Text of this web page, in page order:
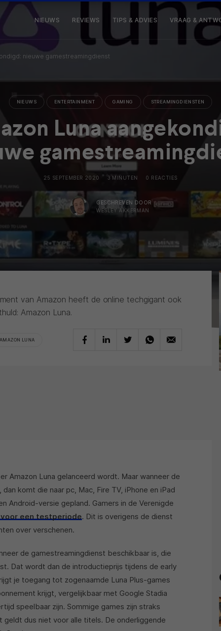
NIEUWS REVIEWS TIPS & ADVIES VRAAG &
nieuwe gamestreamingdienst
NIEUWS ENTERTAINMENT GAMING STREAMINGDIENSTEN
Luna
25 SEPTEMBER 2020 3 MINUTEN 0 REACTIES
GESCHREVEN DOOR
WESLEY AKKERMAN
van Amazon heeft de online techgigant ook
Amazon Luna.
AMAZON LUNA
Amazon Luna gelanceerd wordt. Maar wanneer de
komt die naar pc, Mac, Fire TV, iPhone en iPad
Android-versie gepland. Gamers in de Verenigde
een testperiode. Dit is overigens de dienst
over verschenen.
de gamestreamingdienst beschikbaar is, die
Dat wordt dan de introductieprijs tijdens de early
je toegang tot zogenaamde Luna Plus-games
krijgt, vergelijkbaar met Google Stadia
speelbaar zijn. Sommige games zijn straks
geldt dus niet voor alle titels. De onderliggende